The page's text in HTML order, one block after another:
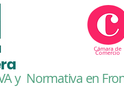
y Normativa en
Cámara de
Comercio